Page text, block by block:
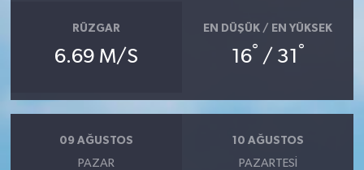
RÜZGAR
6.69 M/S
EN DÜŞÜK / EN YÜKSEK
16° / 31 °
09 AĞUSTOS
PAZAR
10 AĞUSTOS
PAZARTESI